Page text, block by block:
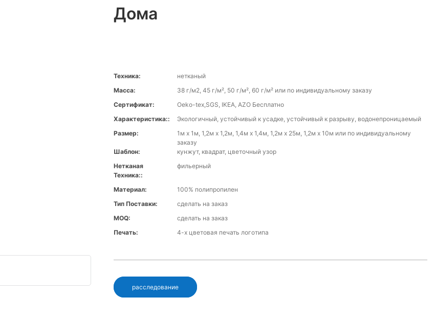
Дома
Техника:
нетканый
Масса:
38 г/м2, 45 г/м², 50 г/м², 60 г/м² или по индивидуальному заказу
Сертификат:
Oeko-tex,SGS, IKEA, AZO Бесплатно
Характеристика::
Экологичный, устойчивый к усадке, устойчивый к разрыву, водонепроницаемый
Размер:
1м х 1м, 1,2м х 1,2м, 1,4м х 1,4м, 1,2м х 25м, 1,2м х 10м или по индивидуальному
заказу
Шаблон:
кунжут, квадрат, цветочный узор
Нетканая
Техника::
фильерный
Материал:
100% полипропилен
Тип Поставки:
сделать на заказ
MOQ:
сделать на заказ
Печать:
4-х цветовая печать логотипа
расследование